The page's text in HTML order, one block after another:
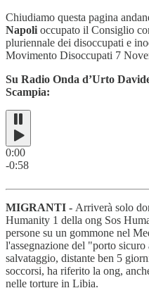
Chiudiamo questa pagina
Napoli occupato il Consiglio
pluriennale dei disoccupati e
Movimento Disoccupati 7
Su Radio Onda d’Urto
Scampia:
0:00
-0:58
MIGRANTI - Arriverà solo
Humanity 1 della ong Sos
persone su un gommone nel
l'assegnazione del "porto
salvataggio, distante ben 5
soccorsi, ha riferito la ong,
nelle torture in Libia.